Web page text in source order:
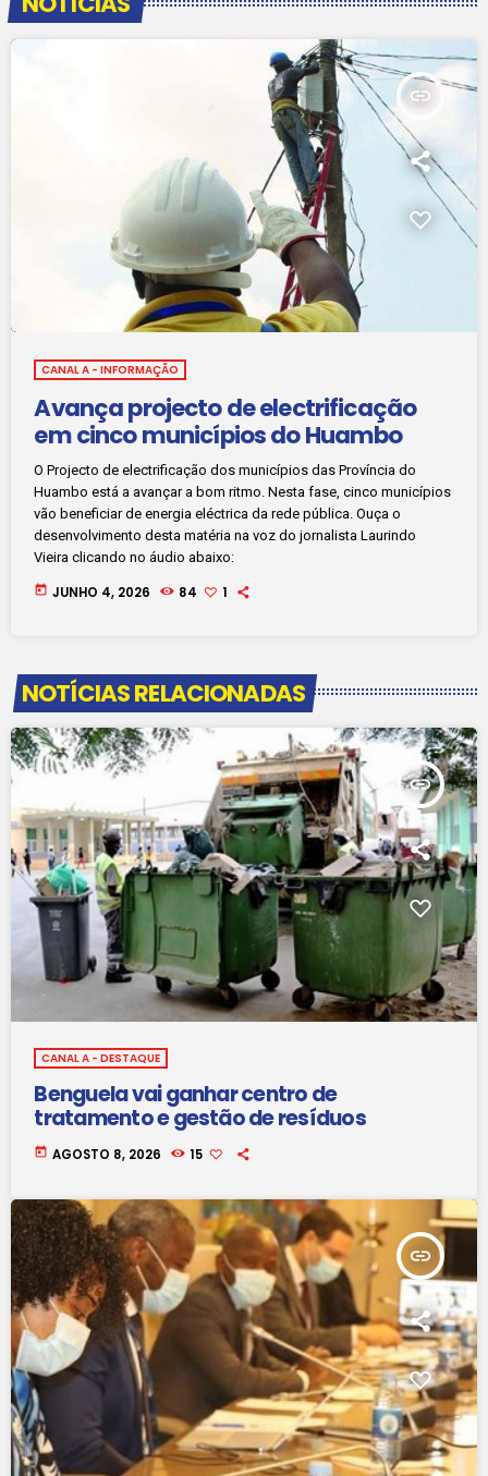
insert_link
CANAL A - INFORMAÇÃO
Avança projecto de electrificação
em cinco municípios do Huambo
O Projecto de electrificação dos municípios das Província do
Huambo está a avançar a bom ritmo. Nesta fase, cinco municípios
vão beneficiar de energia eléctrica da rede pública. Ouça o
desenvolvimento desta matéria na voz do jornalista Laurindo
Vieira clicando no áudio abaixo:
today JUNHO 4, 2026 84 1
NOTÍCIAS RELACIONADAS
insert_link
CANAL A - DESTAQUE
Benguela vai ganhar centro de
tratamento e gestão de resíduos
today AGOSTO 8, 2026 15
insert_link